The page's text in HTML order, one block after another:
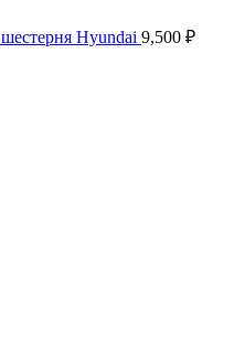
Hyundai 9,500 ₽